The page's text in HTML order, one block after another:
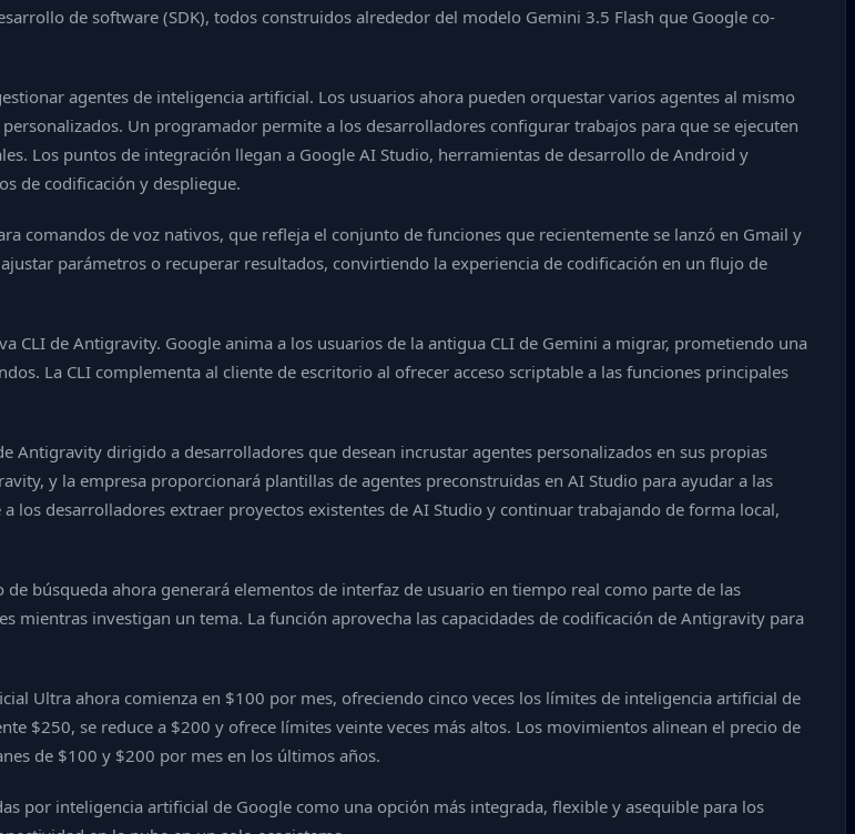
de software (SDK), todos construidos alrededor del modelo Gemini 3.5 Flash que Google co-
agentes de inteligencia artificial. Los usuarios ahora pueden orquestar varios agentes al mismo
Un programador permite a los desarrolladores configurar trabajos para que se ejecuten
Los puntos de integración llegan a Google AI Studio, herramientas de desarrollo de Android y
de codificación y despliegue.
comandos de voz nativos, que refleja el conjunto de funciones que recientemente se lanzó en Gmail y
parámetros o recuperar resultados, convirtiendo la experiencia de codificación en un flujo de
de Antigravity. Google anima a los usuarios de la antigua CLI de Gemini a migrar, prometiendo una
La CLI complementa al cliente de escritorio al ofrecer acceso scriptable a las funciones principales
Antigravity dirigido a desarrolladores que desean incrustar agentes personalizados en sus propias
y la empresa proporcionará plantillas de agentes preconstruidas en AI Studio para ayudar a las
los desarrolladores extraer proyectos existentes de AI Studio y continuar trabajando de forma local,
búsqueda ahora generará elementos de interfaz de usuario en tiempo real como parte de las
mientras investigan un tema. La función aprovecha las capacidades de codificación de Antigravity para
Ultra ahora comienza en $100 por mes, ofreciendo cinco veces los límites de inteligencia artificial de
$250, se reduce a $200 y ofrece límites veinte veces más altos. Los movimientos alinean el precio de
de $100 y $200 por mes en los últimos años.
por inteligencia artificial de Google como una opción más integrada, flexible y asequible para los